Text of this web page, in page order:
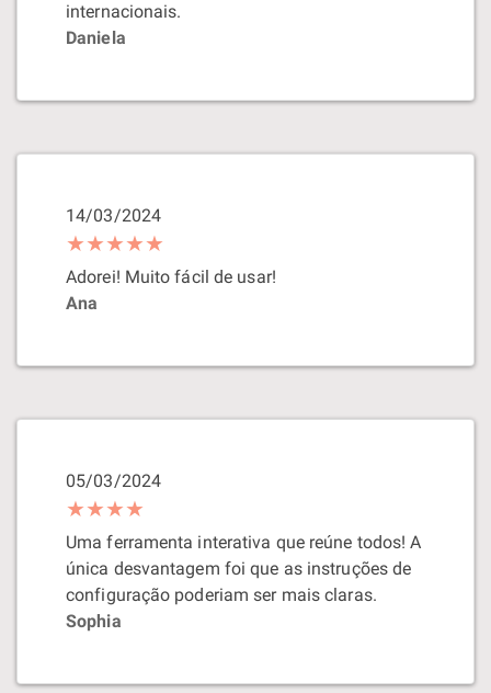
internacionais.
Daniela
14/03/2024
★★★★★
Adorei! Muito fácil de usar!
Ana
05/03/2024
★★★★
Uma ferramenta interativa que reúne todos! A
única desvantagem foi que as instruções de
configuração poderiam ser mais claras.
Sophia